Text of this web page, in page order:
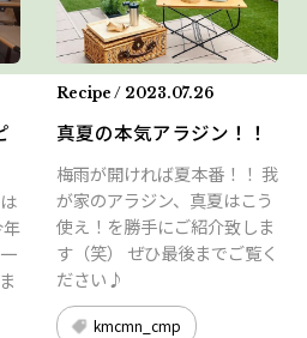
Recipe / 2023.07.26
真夏の本気アラジン！！
梅雨が開ければ夏本番！！ 我
が家のアラジン、真夏はこう
使え！を勝手にご紹介致しま
す（笑） ぜひ最後までご覧く
ださい♪
kmcmn_cmp